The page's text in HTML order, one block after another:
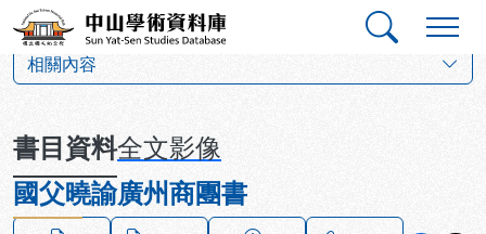
跳到主要內容
中山學術資料庫
相關內容
書目資料全文影像
國父曉諭廣州商團書